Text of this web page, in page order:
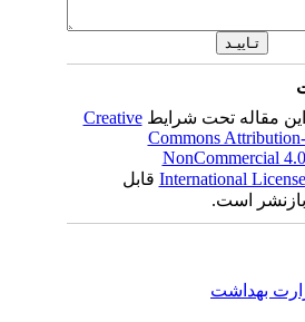
مقاله تحت شرایطCreative
Commons
NonCommercial
Internationalقابل
است.
بهداشت